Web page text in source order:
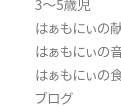
3～5歳児
はぁもにぃの
はぁもにぃの
はぁもにぃの
ブログ